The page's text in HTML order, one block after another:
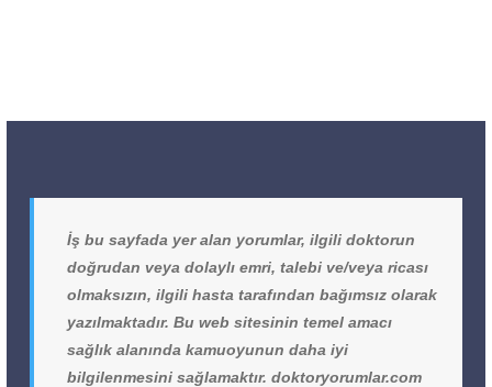
İş bu sayfada yer alan yorumlar, ilgili doktorun
doğrudan veya dolaylı emri, talebi ve/veya ricası
olmaksızın, ilgili hasta tarafından bağımsız olarak
yazılmaktadır. Bu web sitesinin temel amacı
sağlık alanında kamuoyunun daha iyi
bilgilenmesini sağlamaktır. doktoryorumlar.com